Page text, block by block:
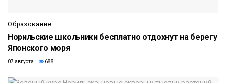
Образование
Норильские школьники бесплатно отдохнут на берегу
Японского моря
07 августа 688